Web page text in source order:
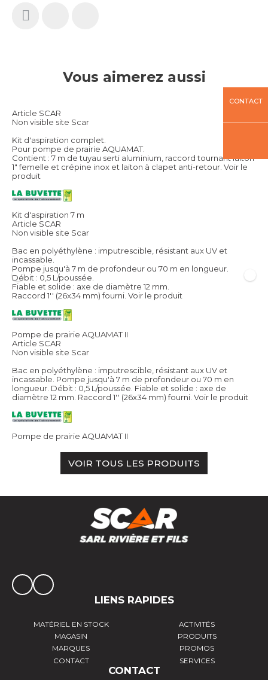
Vous aimerez aussi
Article SCAR
Non visible site Scar
Kit d'aspiration complet.
Pour pompe de prairie AQUAMAT.
Contient : 7 m de tuyau serti aluminium, raccord tournant laiton
1" femelle et crépine inox et laiton à clapet anti-retour. Voir le
produit
Kit d'aspiration 7 m
Article SCAR
Non visible site Scar
Bac en polyéthylène : imputrescible, résistant aux UV et
incassable.
Pompe jusqu'à 7 m de profondeur ou 70 m en longueur.
Débit : 0,5 L/poussée.
Fiable et solide : axe de diamètre 12 mm.
Raccord 1'' (26x34 mm) fourni. Voir le produit
Pompe de prairie AQUAMAT II
Article SCAR
Non visible site Scar
Bac en polyéthylène : imputrescible, résistant aux UV et
incassable. Pompe jusqu'à 7 m de profondeur ou 70 m en
longueur. Débit : 0,5 L/poussée. Fiable et solide : axe de
diamètre 12 mm. Raccord 1'' (26x34 mm) fourni. Voir le produit
Pompe de prairie AQUAMAT II
VOIR TOUS LES PRODUITS
CONTACT
LIENS RAPIDES
MATÉRIEL EN STOCK
ACTIVITÉS
MAGASIN
PRODUITS
MARQUES
PROMOS
CONTACT
SERVICES
CONTACT